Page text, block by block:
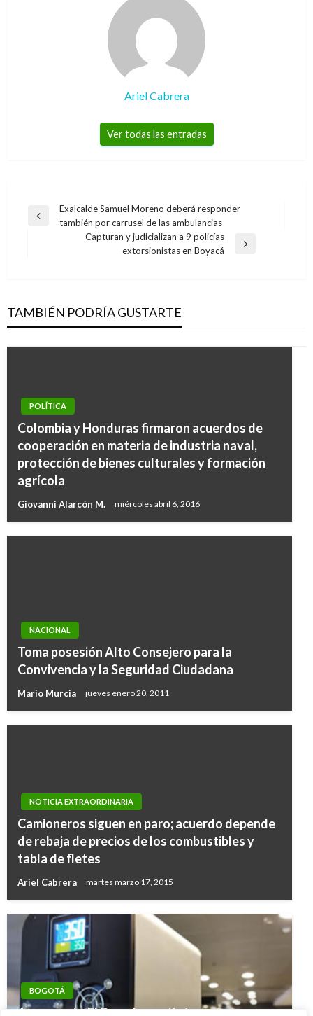
Ariel Cabrera
Ver todas las entradas
Navegación
Entrada
Exalcalde Samuel Moreno deberá responder
también por carrusel de las ambulancias
Capturan y judicializan a 9 policías
extorsionistas en Boyacá
TAMBIÉN PODRÍA GUSTARTE
POLÍTICA
Colombia y Honduras firmaron acuerdos de
cooperación en materia de industria naval,
protección de bienes culturales y formación
agrícola
Giovanni Alarcón M. miércoles abril 6, 2016
NACIONAL
Toma posesión Alto Consejero para la
Convivencia y la Seguridad Ciudadana
Mario Murcia jueves enero 20, 2011
NOTICIA EXTRAORDINARIA
Camioneros siguen en paro; acuerdo depende
de rebaja de precios de los combustibles y
tabla de fletes
Ariel Cabrera martes marzo 17, 2015
BOGOTÁ
Aeropuerto El Dorado continúa con